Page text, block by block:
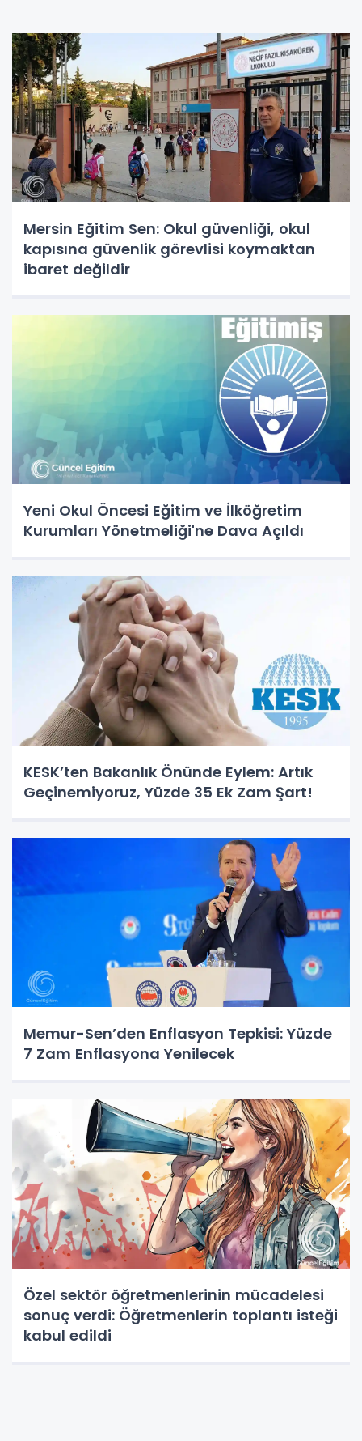
Mersin Eğitim Sen: Okul güvenliği, okul
kapısına güvenlik görevlisi koymaktan
ibaret değildir
Yeni Okul Öncesi Eğitim ve İlköğretim
Kurumları Yönetmeliği'ne Dava Açıldı
KESK’ten Bakanlık Önünde Eylem: Artık
Geçinemiyoruz, Yüzde 35 Ek Zam Şart!
Memur-Sen’den Enflasyon Tepkisi: Yüzde
7 Zam Enflasyona Yenilecek
Özel sektör öğretmenlerinin mücadelesi
sonuç verdi: Öğretmenlerin toplantı isteği
kabul edildi